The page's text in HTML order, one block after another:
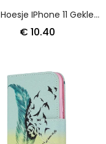
Leren Hoesje IPhone 11 Gekleurde Boom
€ 10.40